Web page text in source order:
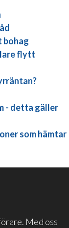
bohag
flytt
- detta gäller
som hämtar
Med oss